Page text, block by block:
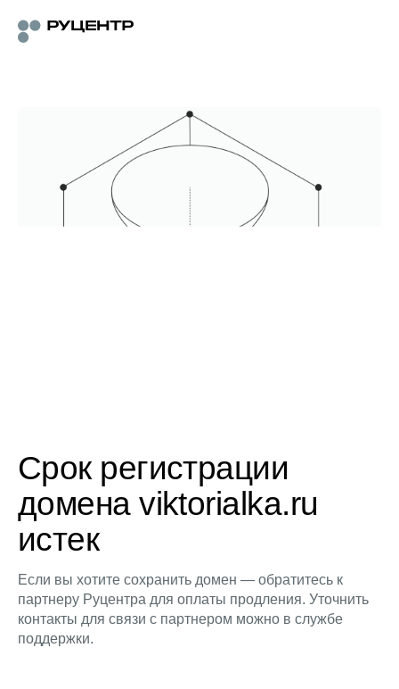
Срок регистрации
домена viktorialka.ru
истек
Если вы хотите сохранить домен — обратитесь к
партнеру Руцентра для оплаты продления. Уточнить
контакты для связи с партнером можно в службе
поддержки.